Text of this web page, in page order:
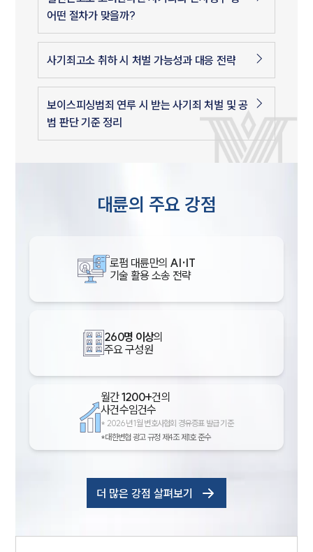
어떤 절차가 맞을까?
사기죄고소 취하 시 처벌 가능성과 대응 전략
보이스피싱범죄 연루 시 받는 사기죄 처벌 및 공
범 판단 기준 정리
대륜의 주요 강점
로펌 대륜만의 AI·IT
기술 활용 소송 전략
260명 이상의
주요 구성원
월간1200+건의
사건수임건수
* 2026년 1월 변호사협회 경유증표 발급 기준
*대한변협 광고 규정 제4조 제1호 준수
더 많은 강점 살펴보기